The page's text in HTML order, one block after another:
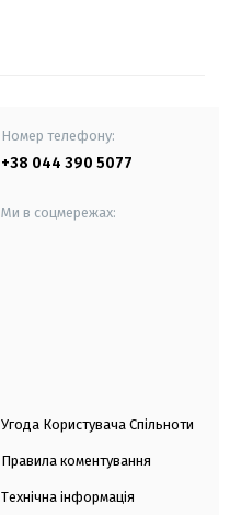
Номер телефону:
+38 044 390 5077
Ми в соцмережах:
Угода Користувача Спільноти
Правила коментування
Технічна інформація